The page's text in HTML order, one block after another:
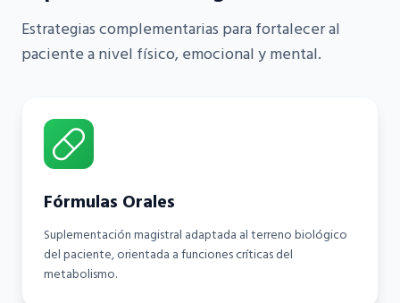
Estrategias complementarias para fortalecer al
paciente a nivel físico, emocional y mental.
Fórmulas Orales
Suplementación magistral adaptada al terreno biológico
del paciente, orientada a funciones críticas del
metabolismo.